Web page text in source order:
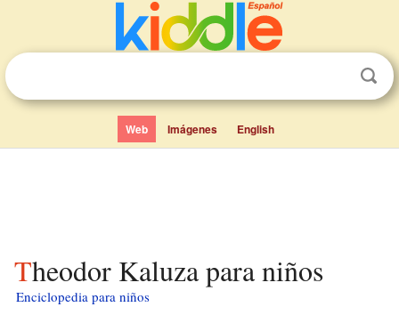
Web Imágenes English
Theodor Kaluza para niños
Enciclopedia para niños